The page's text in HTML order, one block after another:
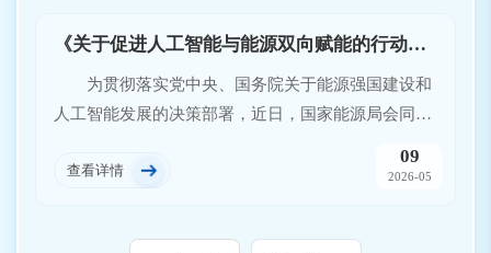
要》，深入实施“人工智能+”行动，推动行业高质量
数据集建设推广与“人工智能+”同频共振、互促共
进，强化数据赋能人工智能创新发展，制定本方案。
09
2026-05
《关于促进人工智能与能源双向赋能的行动方案》印发
为贯彻落实党中央、国务院关于能源强国建设和
人工智能发展的决策部署，近日，国家能源局会同国
《关于促进人工智能与能源双向赋能的行动方案》
查看详情